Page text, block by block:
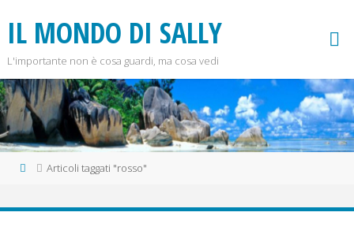
contenuto
IL MONDO DI SALLY
L'importante non è cosa guardi, ma cosa vedi
HomeArticoli taggati "rosso"